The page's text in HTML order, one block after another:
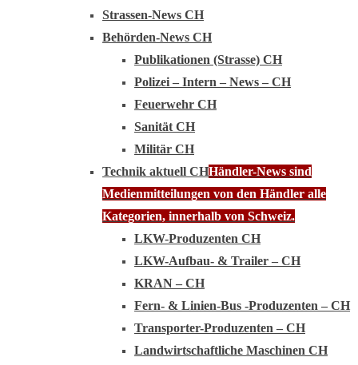
Strassen-News CH
Behörden-News CH
Publikationen (Strasse) CH
Polizei – Intern – News – CH
Feuerwehr CH
Sanität CH
Militär CH
Technik aktuell CHHändler-News sind
Medienmitteilungen von den Händler alle
Kategorien, innerhalb von Schweiz.
LKW-Produzenten CH
LKW-Aufbau- & Trailer – CH
KRAN – CH
Fern- & Linien-Bus -Produzenten – CH
Transporter-Produzenten – CH
Landwirtschaftliche Maschinen CH